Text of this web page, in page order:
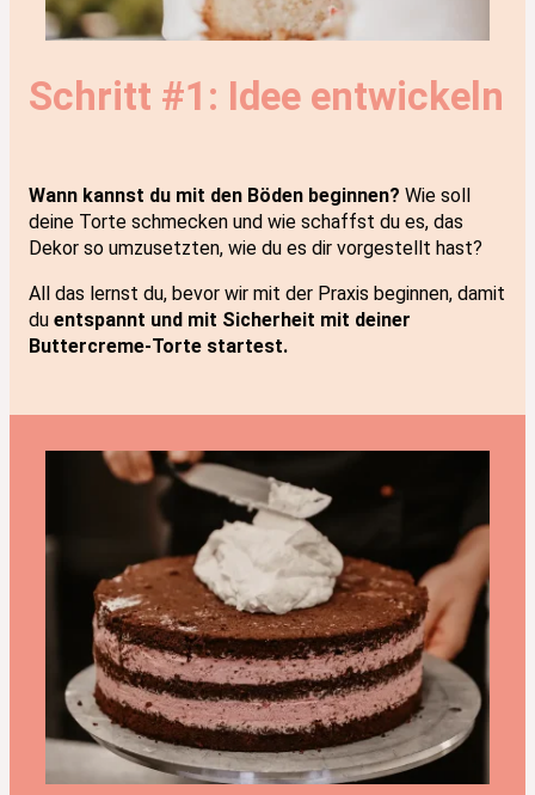
Schritt #1: Idee entwickeln
Wann kannst du mit den Böden beginnen? Wie soll
deine Torte schmecken und wie schaffst du es, das
Dekor so umzusetzten, wie du es dir vorgestellt hast?
All das lernst du, bevor wir mit der Praxis beginnen, damit
du entspannt und mit Sicherheit mit deiner
Buttercreme-Torte startest.